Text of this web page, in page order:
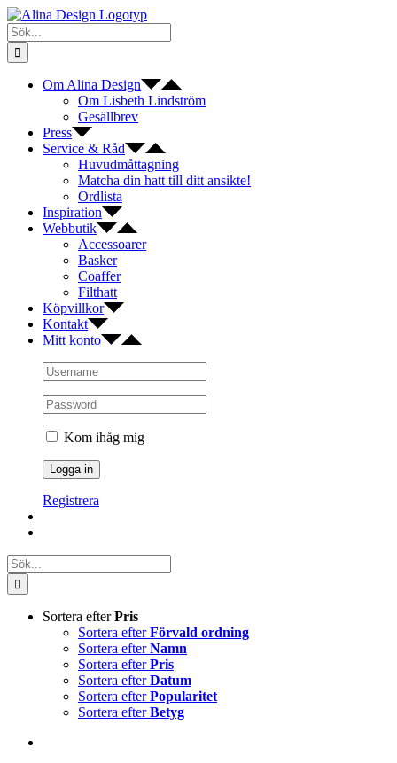
Fortsätt
till
innehållet
Sök
efter:
Om Alina Design
Om Lisbeth Lindström
Gesällbrev
Press
Service & Råd
Huvudmåttagning
Matcha din hatt till ditt ansikte!
Ordlista
Inspiration
Webbutik
Accessoarer
Basker
Coaffer
Filthatt
Köpvillkor
Kontakt
Mitt konto
Kom ihåg mig
Registrera
Sök
efter:
Sortera efterPris
Sortera efterFörvald ordning
Sortera efterNamn
Sortera efterPris
Sortera efterDatum
Sortera efterPopularitet
Sortera efterBetyg